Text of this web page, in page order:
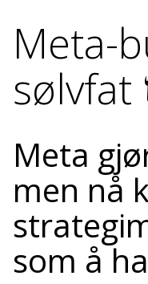
Meta-
Meta
men nå
som å